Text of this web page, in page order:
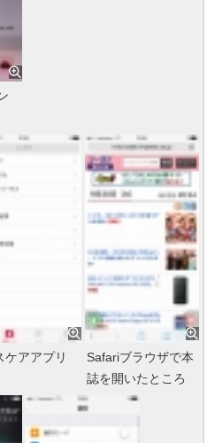
ケアアプリ
Safariブラウザで本
誌を開いたところ